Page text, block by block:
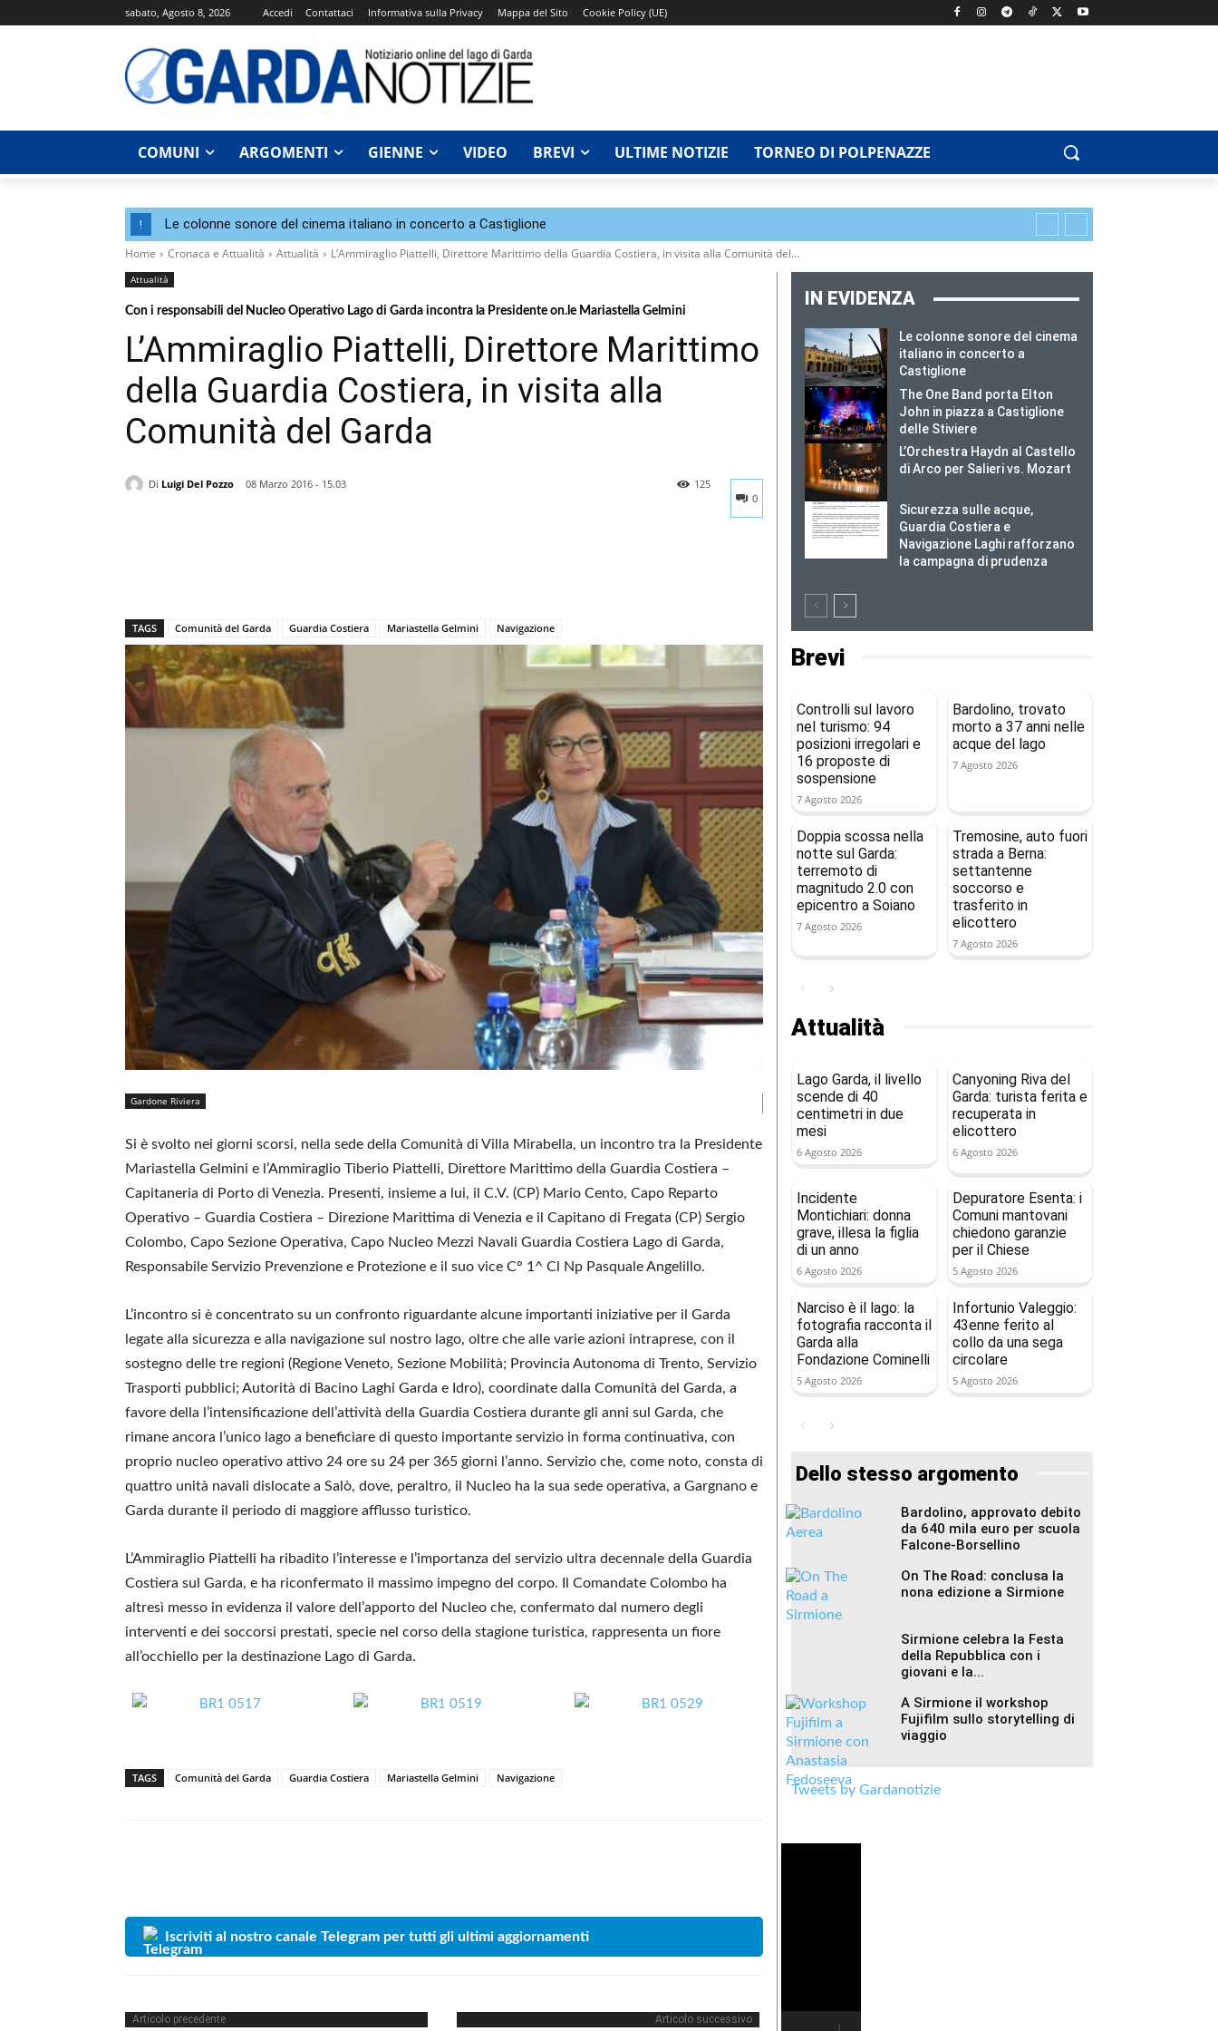
sabato, Agosto 8, 2026 Accedi Contattaci Informativa sulla Privacy Mappa del Sito Cookie Policy (UE)
COMUNI ARGOMENTI GIENNE VIDEO BREVI ULTIME NOTIZIE TORNEO DI POLPENAZZE
! Le colonne sonore del cinema italiano in concerto a Castiglione
Home Cronaca e Attualità Attualità L’Ammiraglio Piattelli, Direttore Marittimo della Guardia Costiera, in visita alla Comunità del...
Attualità
Con i responsabili del Nucleo Operativo Lago di Garda incontra la Presidente on.le Mariastella Gelmini
L’Ammiraglio Piattelli, Direttore Marittimo
della Guardia Costiera, in visita alla
Comunità del Garda
Di Luigi Del Pozzo
08 Marzo 2016 - 15.03
0
125
TAGS Comunità del Garda Guardia Costiera Mariastella Gelmini Navigazione
Gardone Riviera
Si è svolto nei giorni scorsi, nella sede della Comunità di Villa Mirabella, un incontro tra la Presidente
Mariastella Gelmini e l’Ammiraglio Tiberio Piattelli, Direttore Marittimo della Guardia Costiera –
Capitaneria di Porto di Venezia. Presenti, insieme a lui, il C.V. (CP) Mario Cento, Capo Reparto
Operativo – Guardia Costiera – Direzione Marittima di Venezia e il Capitano di Fregata (CP) Sergio
Colombo, Capo Sezione Operativa, Capo Nucleo Mezzi Navali Guardia Costiera Lago di Garda,
Responsabile Servizio Prevenzione e Protezione e il suo vice C° 1^ Cl Np Pasquale Angelillo.
L’incontro si è concentrato su un confronto riguardante alcune importanti iniziative per il Garda
legate alla sicurezza e alla navigazione sul nostro lago, oltre che alle varie azioni intraprese, con il
sostegno delle tre regioni (Regione Veneto, Sezione Mobilità; Provincia Autonoma di Trento, Servizio
Trasporti pubblici; Autorità di Bacino Laghi Garda e Idro), coordinate dalla Comunità del Garda, a
favore della l’intensificazione dell’attività della Guardia Costiera durante gli anni sul Garda, che
rimane ancora l’unico lago a beneficiare di questo importante servizio in forma continuativa, con
proprio nucleo operativo attivo 24 ore su 24 per 365 giorni l’anno. Servizio che, come noto, consta di
quattro unità navali dislocate a Salò, dove, peraltro, il Nucleo ha la sua sede operativa, a Gargnano e
Garda durante il periodo di maggiore afflusso turistico.
L’Ammiraglio Piattelli ha ribadito l’interesse e l’importanza del servizio ultra decennale della Guardia
Costiera sul Garda, e ha riconfermato il massimo impegno del corpo. Il Comandate Colombo ha
altresì messo in evidenza il valore dell’apporto del Nucleo che, confermato dal numero degli
interventi e dei soccorsi prestati, specie nel corso della stagione turistica, rappresenta un fiore
all’occhiello per la destinazione Lago di Garda.
TAGS Comunità del Garda Guardia Costiera Mariastella Gelmini Navigazione
Iscriviti al nostro canale Telegram per tutti gli ultimi aggiornamenti
Articolo precedente Articolo successivo
IN EVIDENZA
Le colonne sonore del cinema
italiano in concerto a
Castiglione
The One Band porta Elton
John in piazza a Castiglione
delle Stiviere
L’Orchestra Haydn al Castello
di Arco per Salieri vs. Mozart
Sicurezza sulle acque,
Guardia Costiera e
Navigazione Laghi rafforzano
la campagna di prudenza
Brevi
Controlli sul lavoro
nel turismo: 94
posizioni irregolari e
16 proposte di
sospensione
7 Agosto 2026
Bardolino, trovato
morto a 37 anni nelle
acque del lago
7 Agosto 2026
Doppia scossa nella
notte sul Garda:
terremoto di
magnitudo 2.0 con
epicentro a Soiano
7 Agosto 2026
Tremosine, auto fuori
strada a Berna:
settantenne
soccorso e
trasferito in
elicottero
7 Agosto 2026
Attualità
Lago Garda, il livello
scende di 40
centimetri in due
mesi
6 Agosto 2026
Canyoning Riva del
Garda: turista ferita e
recuperata in
elicottero
6 Agosto 2026
Incidente
Montichiari: donna
grave, illesa la figlia
di un anno
6 Agosto 2026
Depuratore Esenta: i
Comuni mantovani
chiedono garanzie
per il Chiese
5 Agosto 2026
Narciso è il lago: la
fotografia racconta il
Garda alla
Fondazione Cominelli
5 Agosto 2026
Infortunio Valeggio:
43enne ferito al
collo da una sega
circolare
5 Agosto 2026
Dello stesso argomento
Bardolino, approvato debito
da 640 mila euro per scuola
Falcone-Borsellino
On The Road: conclusa la
nona edizione a Sirmione
Sirmione celebra la Festa
della Repubblica con i
giovani e la...
A Sirmione il workshop
Fujifilm sullo storytelling di
viaggio
Tweets by Gardanotizie